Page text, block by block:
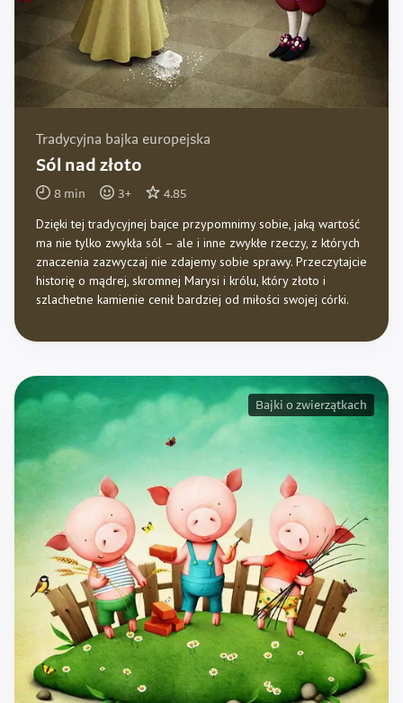
Tradycyjna bajka europejska
Sól nad złoto
8 min 3+ 4.85
Dzięki tej tradycyjnej bajce przypomnimy sobie, jaką wartość
ma nie tylko zwykła sól – ale i inne zwykłe rzeczy, z których
znaczenia zazwyczaj nie zdajemy sobie sprawy. Przeczytajcie
historię o mądrej, skromnej Marysi i królu, który złoto i
szlachetne kamienie cenił bardziej od miłości swojej córki.
Bajki o zwierzątkach